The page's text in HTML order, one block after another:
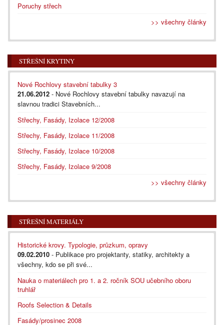
Poruchy střech
>> všechny články
STŘEŠNÍ KRYTINY
Nové Rochlovy stavební tabulky 3
21.06.2012 - Nové Rochlovy stavební tabulky navazují na
slavnou tradici Stavebních...
Střechy, Fasády, Izolace 12/2008
Střechy, Fasády, Izolace 11/2008
Střechy, Fasády, Izolace 10/2008
Střechy, Fasády, Izolace 9/2008
>> všechny články
STŘEŠNÍ MATERIÁLY
Historické krovy. Typologie, průzkum, opravy
09.02.2010 - Publikace pro projektanty, statiky, architekty a
všechny, kdo se při své...
Nauka o materiálech pro 1. a 2. ročník SOU učebního oboru
truhlář
Roofs Selection & Details
Fasády/prosinec 2008